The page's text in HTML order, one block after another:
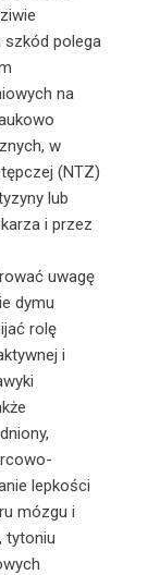
szkód polega
na
w
(NTZ)
lub
i przez
uwagę
dymu
rolę
i
lepkości
mózgu i
tytoniu